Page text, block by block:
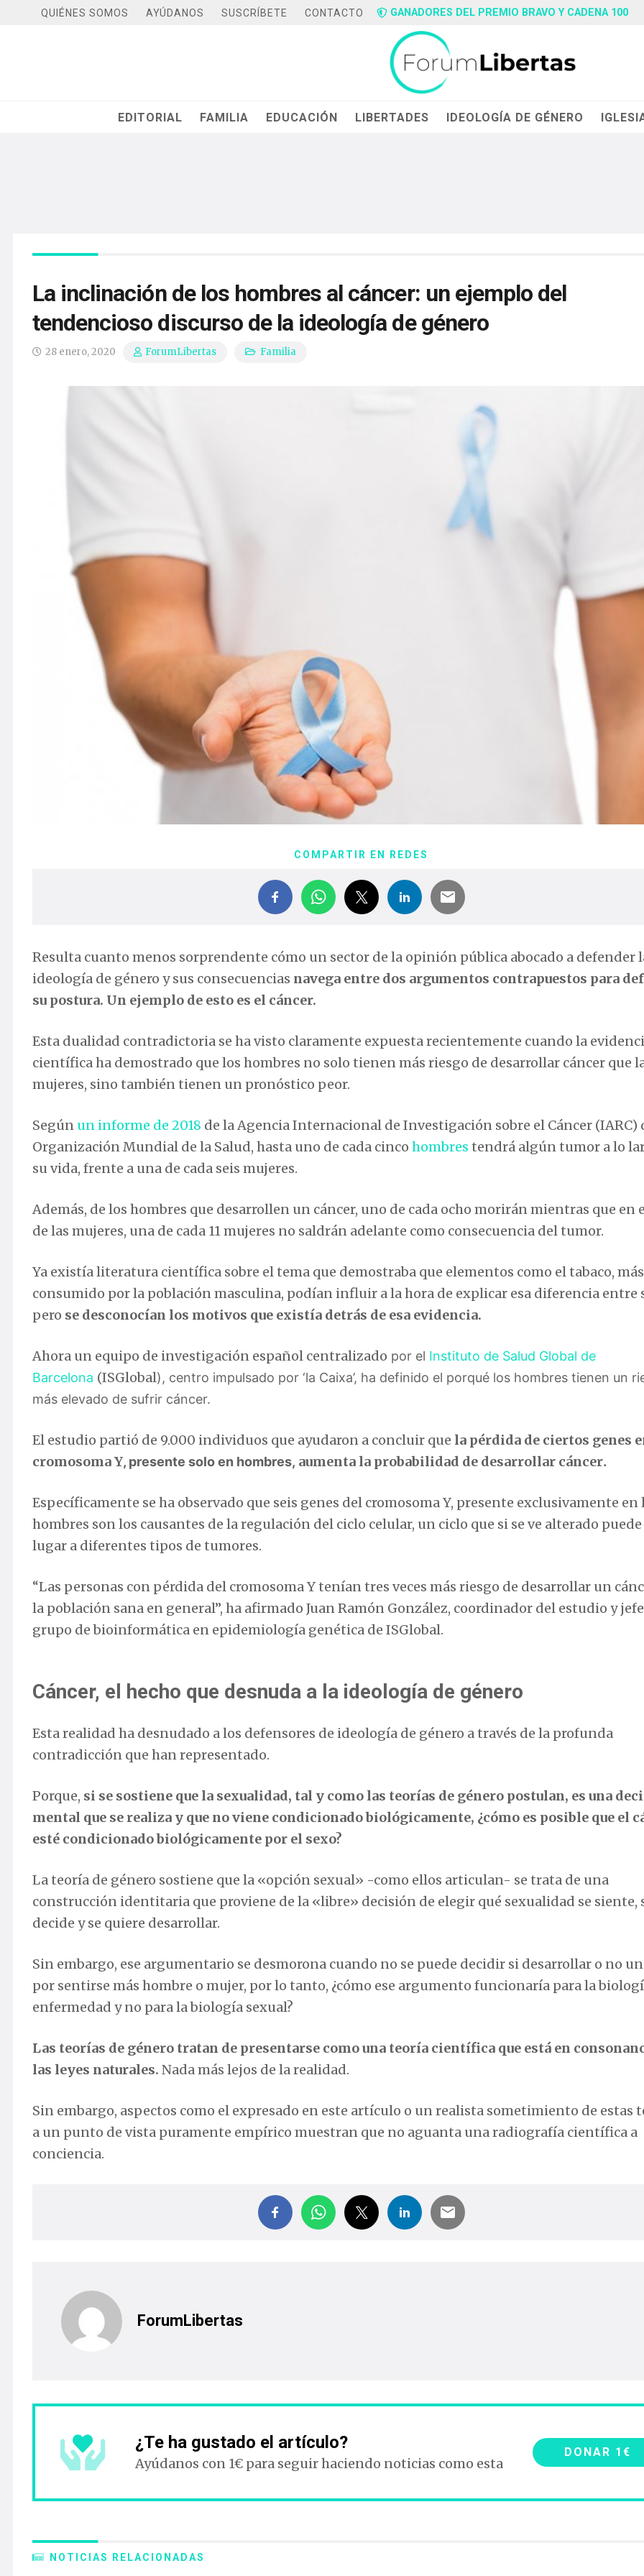
QUIÉNES SOMOS AYÚDANOS SUSCRÍBETE CONTACTO GANADORES DEL PREMIO BRAVO Y CADENA 100
EDITORIAL FAMILIA EDUCACIÓN LIBERTADES IDEOLOGÍA DE GÉNERO
La inclinación de los hombres al cáncer: un ejemplo del
tendencioso discurso de la ideología de género
28 enero, 2020 ForumLibertas Familia
COMPARTIR EN REDES
Resulta cuanto menos sorprendente cómo un sector de la opinión pública abocado a defender
ideología de género y sus consecuencias navega entre dos argumentos contrapuestos para
su postura. Un ejemplo de esto es el cáncer.
Esta dualidad contradictoria se ha visto claramente expuesta recientemente cuando la
científica ha demostrado que los hombres no solo tienen más riesgo de desarrollar cáncer que
mujeres, sino también tienen un pronóstico peor.
Según un informe de 2018 de la Agencia Internacional de Investigación sobre el Cáncer (IARC)
Organización Mundial de la Salud, hasta uno de cada cinco hombres tendrá algún tumor a lo
su vida, frente a una de cada seis mujeres.
Además, de los hombres que desarrollen un cáncer, uno de cada ocho morirán mientras que en
de las mujeres, una de cada 11 mujeres no saldrán adelante como consecuencia del tumor.
Ya existía literatura científica sobre el tema que demostraba que elementos como el tabaco, más
consumido por la población masculina, podían influir a la hora de explicar esa diferencia entre
pero se desconocían los motivos que existía detrás de esa evidencia.
Ahora un equipo de investigación español centralizado por el Instituto de Salud Global de
Barcelona (ISGlobal), centro impulsado por ‘la Caixa’, ha definido el porqué los hombres tienen un
más elevado de sufrir cáncer.
El estudio partió de 9.000 individuos que ayudaron a concluir que la pérdida de ciertos genes
cromosoma Y, presente solo en hombres, aumenta la probabilidad de desarrollar cáncer.
Específicamente se ha observado que seis genes del cromosoma Y, presente exclusivamente en
hombres son los causantes de la regulación del ciclo celular, un ciclo que si se ve alterado
lugar a diferentes tipos de tumores.
“Las personas con pérdida del cromosoma Y tenían tres veces más riesgo de desarrollar un
la población sana en general”, ha afirmado Juan Ramón González, coordinador del estudio y
grupo de bioinformática en epidemiología genética de ISGlobal.
Cáncer, el hecho que desnuda a la ideología de género
Esta realidad ha desnudado a los defensores de ideología de género a través de la profunda
contradicción que han representado.
Porque, si se sostiene que la sexualidad, tal y como las teorías de género postulan, es una
mental que se realiza y que no viene condicionado biológicamente, ¿cómo es posible que el
esté condicionado biológicamente por el sexo?
La teoría de género sostiene que la «opción sexual» -como ellos articulan- se trata de una
construcción identitaria que proviene de la «libre» decisión de elegir qué sexualidad se siente,
decide y se quiere desarrollar.
Sin embargo, ese argumentario se desmorona cuando no se puede decidir si desarrollar o no
por sentirse más hombre o mujer, por lo tanto, ¿cómo ese argumento funcionaría para la
enfermedad y no para la biología sexual?
Las teorías de género tratan de presentarse como una teoría científica que está en
las leyes naturales. Nada más lejos de la realidad.
Sin embargo, aspectos como el expresado en este artículo o un realista sometimiento de estas
a un punto de vista puramente empírico muestran que no aguanta una radiografía científica a
conciencia.
ForumLibertas
¿Te ha gustado el artículo?
Ayúdanos con 1€ para seguir haciendo noticias como esta
DONAR 1€
NOTICIAS RELACIONADAS